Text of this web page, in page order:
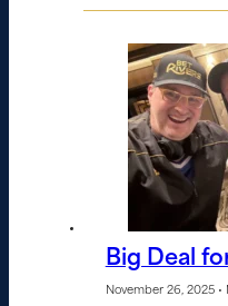
Big Deal
November 26, 2025 •